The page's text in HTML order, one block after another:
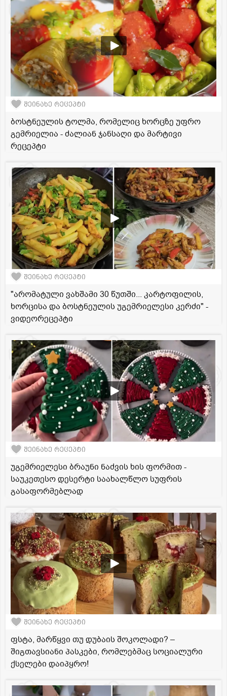
შეინახე რეცეპტი
ბოსტნეულის ტოლმა, რომელიც ხორცზე უფრო
გემრიელია - ძალიან ჯანსაღი და მარტივი
რეცეპტი
შეინახე რეცეპტი
"არომატული ვახშამი 30 წუთში... კარტოფილის,
ხორცისა და ბოსტნეულის უგემრიელესი კერძი" -
ვიდეორეცეპტი
შეინახე რეცეპტი
უგემრიელესი ბრაუნი ნაძვის ხის ფორმით -
საუკეთესო დესერტი საახალწლო სუფრის
გასაფორმებლად
შეინახე რეცეპტი
ფსტა, მარწყვი თუ დუბაის შოკოლადი? –
შიგთავსიანი პასკები, რომლებმაც სოციალური
ქსელები დაიპყრო!